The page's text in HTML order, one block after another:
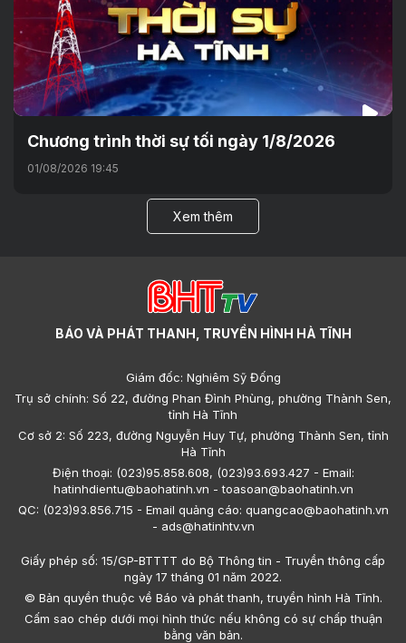
Chương trình thời sự tối ngày 1/8/2026
01/08/2026 19:45
Xem thêm
BÁO VÀ PHÁT THANH, TRUYỀN HÌNH HÀ TĨNH
Giám đốc: Nghiêm Sỹ Đống
Trụ sở chính: Số 22, đường Phan Đình Phùng, phường Thành Sen,
tỉnh Hà Tĩnh
Cơ sở 2: Số 223, đường Nguyễn Huy Tự, phường Thành Sen, tỉnh
Hà Tĩnh
Điện thoại: (023)95.858.608, (023)93.693.427 - Email:
hatinhdientu@baohatinh.vn - toasoan@baohatinh.vn
QC: (023)93.856.715 - Email quảng cáo: quangcao@baohatinh.vn
- ads@hatinhtv.vn
Giấy phép số: 15/GP-BTTTT do Bộ Thông tin - Truyền thông cấp
ngày 17 tháng 01 năm 2022.
© Bản quyền thuộc về Báo và phát thanh, truyền hình Hà Tĩnh.
Cấm sao chép dưới mọi hình thức nếu không có sự chấp thuận
bằng văn bản.